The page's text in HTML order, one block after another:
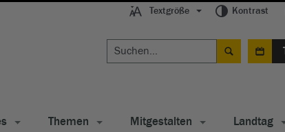
Textgröße Kontrast
Themen Mitgestalten Landtag